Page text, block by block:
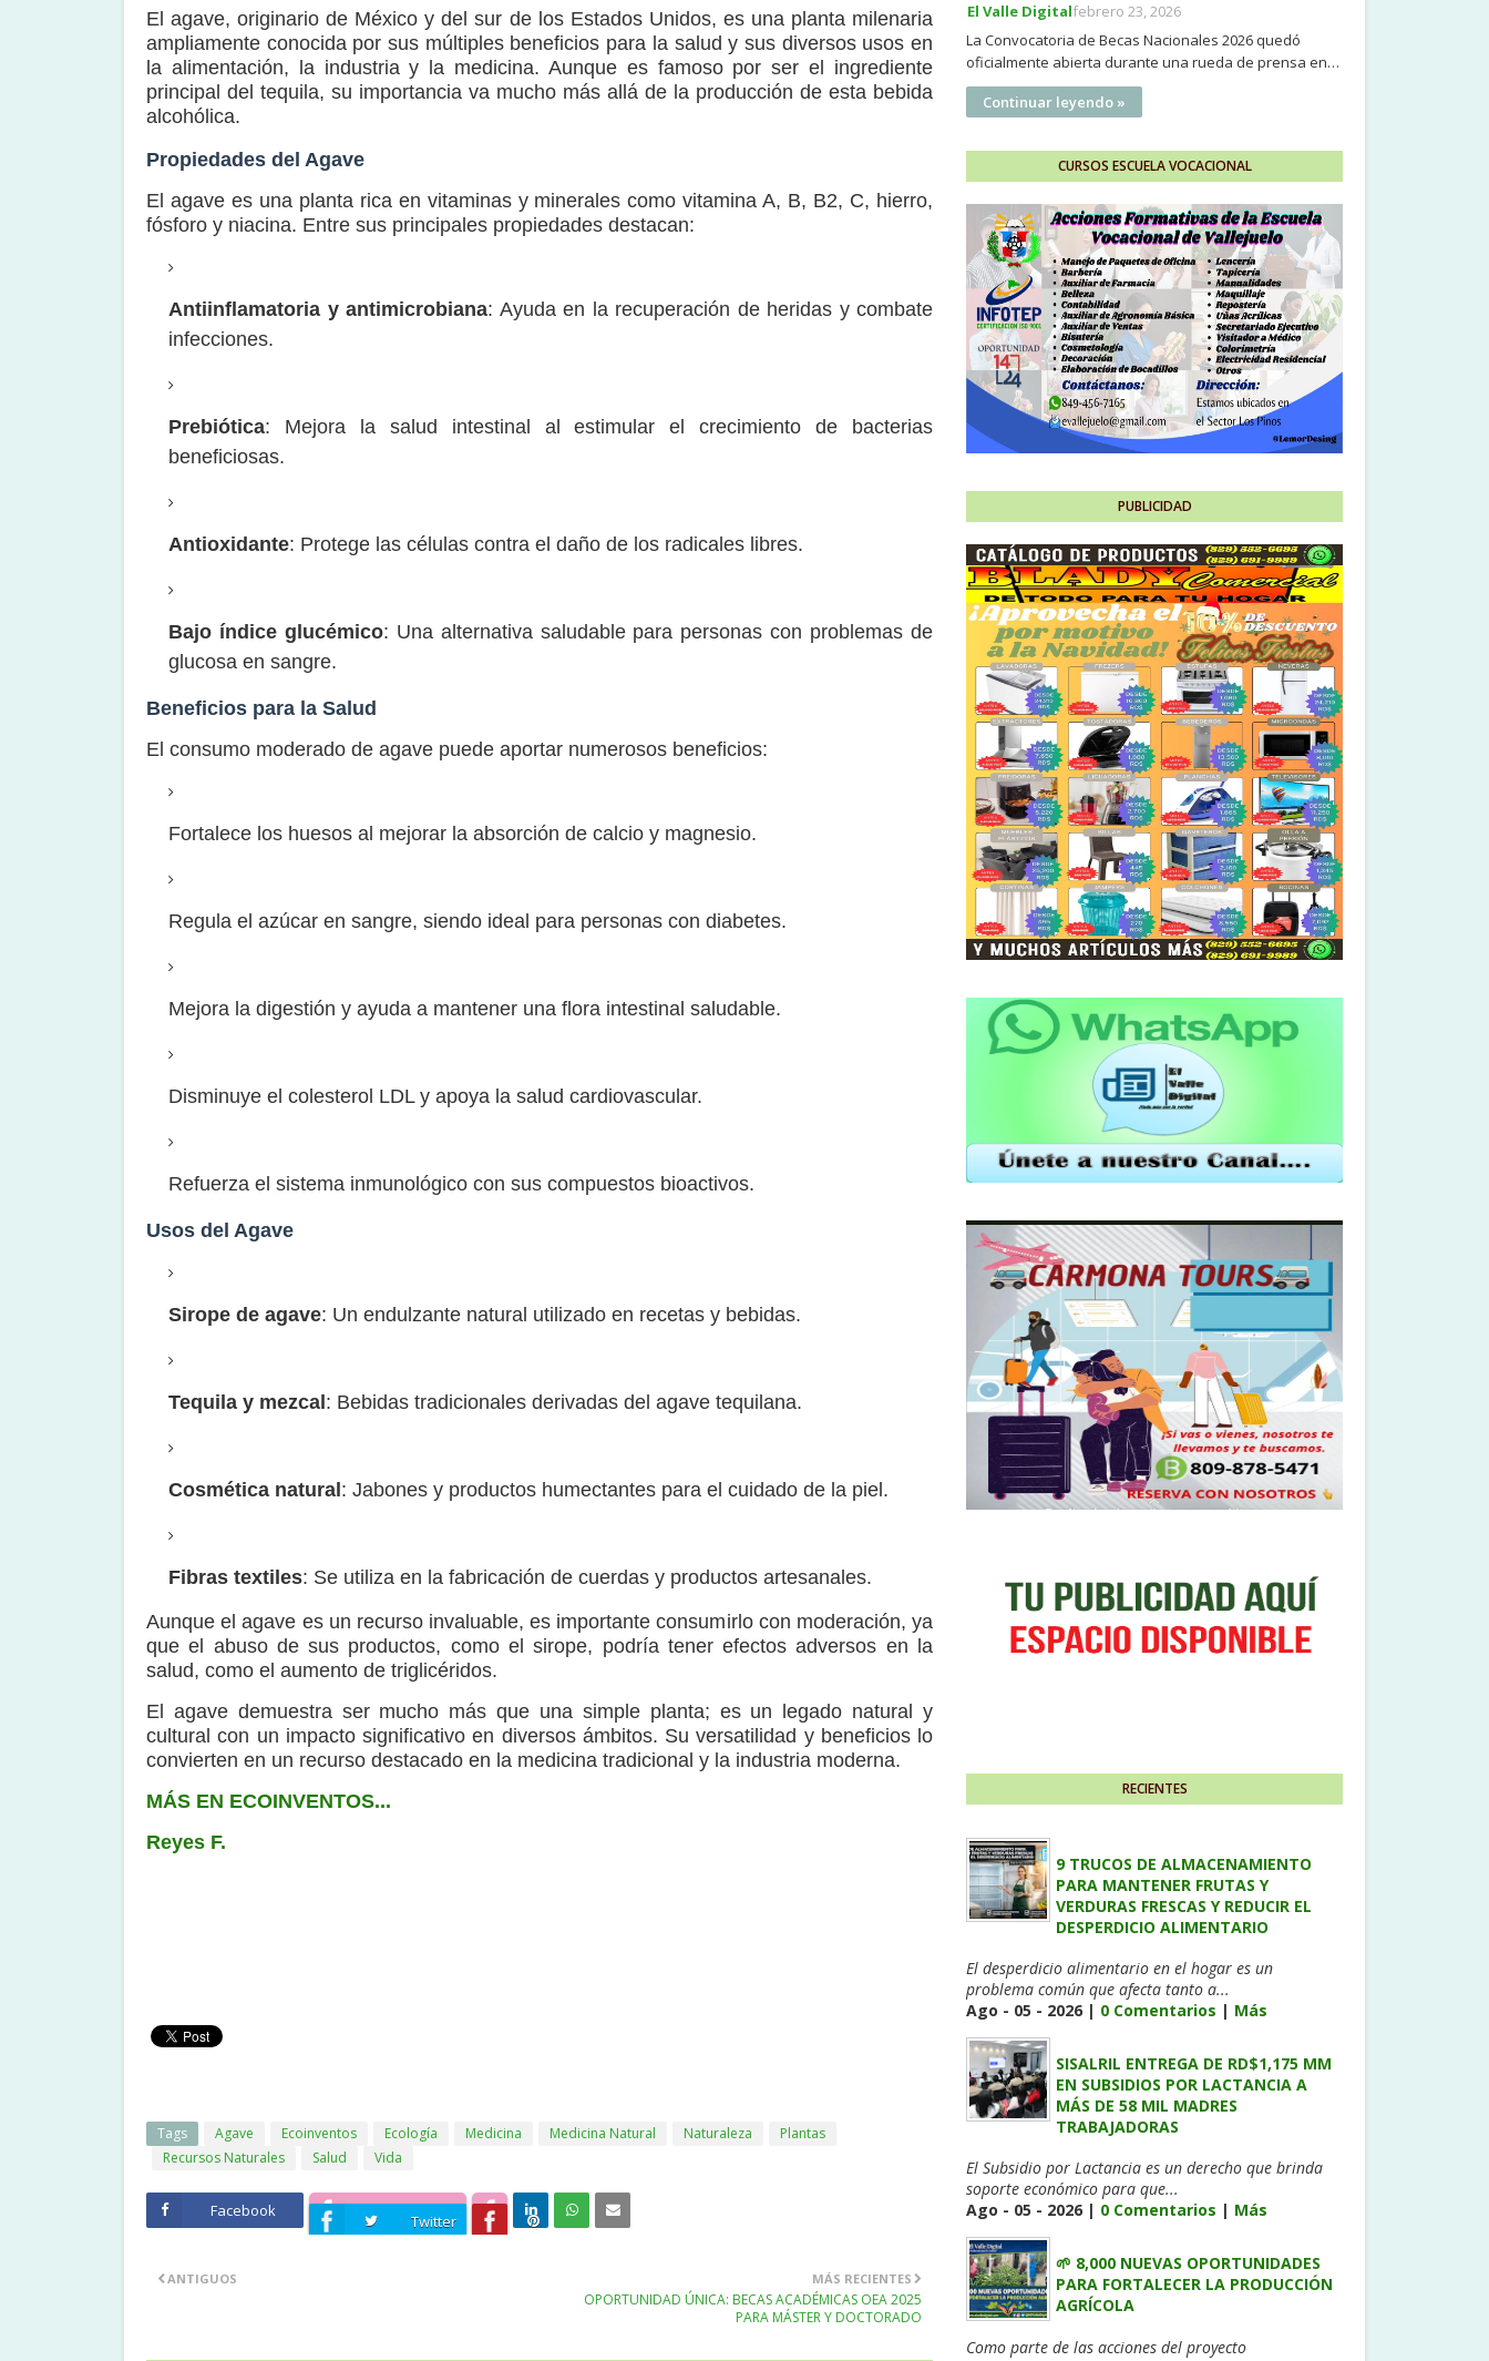
El agave, originario de México y del sur de los Estados Unidos, es una planta milenaria
ampliamente conocida por sus múltiples beneficios para la salud y sus diversos usos en
la alimentación, la industria y la medicina. Aunque es famoso por ser el ingrediente
principal del tequila, su importancia va mucho más allá de la producción de esta bebida
alcohólica.
Propiedades del Agave
El agave es una planta rica en vitaminas y minerales como vitamina A, B, B2, C, hierro,
fósforo y niacina. Entre sus principales propiedades destacan:
Antiinflamatoria y antimicrobiana: Ayuda en la recuperación de heridas y combate
infecciones.
Prebiótica: Mejora la salud intestinal al estimular el crecimiento de bacterias
beneficiosas.
Antioxidante: Protege las células contra el daño de los radicales libres.
Bajo índice glucémico: Una alternativa saludable para personas con problemas de
glucosa en sangre.
Beneficios para la Salud
El consumo moderado de agave puede aportar numerosos beneficios:
Fortalece los huesos al mejorar la absorción de calcio y magnesio.
Regula el azúcar en sangre, siendo ideal para personas con diabetes.
Mejora la digestión y ayuda a mantener una flora intestinal saludable.
Disminuye el colesterol LDL y apoya la salud cardiovascular.
Refuerza el sistema inmunológico con sus compuestos bioactivos.
Usos del Agave
Sirope de agave: Un endulzante natural utilizado en recetas y bebidas.
Tequila y mezcal : Bebidas tradicionales derivadas del agave tequilana.
Cosmética natural : Jabones y productos humectantes para el cuidado de la piel.
Fibras textiles: Se utiliza en la fabricación de cuerdas y productos artesanales.
Aunque el agave es un recurso invaluable, es importante consumirlo con moderación, ya
que el abuso de sus productos, como el sirope, podría tener efectos adversos en la
salud, como el aumento de triglicéridos.
El agave demuestra ser mucho más que una simple planta; es un legado natural y
cultural con un impacto significativo en diversos ámbitos. Su versatilidad y beneficios lo
convierten en un recurso destacado en la medicina tradicional y la industria moderna.
MÁS EN ECOINVENTOS...
Reyes F.
Tags Agave Ecoinventos Ecología Medicina Medicina Natural Naturaleza
Plantas
Recursos Naturales
Salud Vida
Facebook
Twitter
MÁS RECIENTES
OPORTUNIDAD ÚNICA: BECAS ACADÉMICAS OEA 2025
PARA MÁSTER Y DOCTORADO
ANTIGUOS
El Valle Digitalfebrero 23, 2026
La Convocatoria de Becas Nacionales 2026 quedó
oficialmente abierta durante una rueda de prensa en…
Continuar leyendo »
CURSOS ESCUELA VOCACIONAL
PUBLICIDAD
RECIENTES
9 TRUCOS DE ALMACENAMIENTO
PARA MANTENER FRUTAS Y
VERDURAS FRESCAS Y REDUCIR EL
DESPERDICIO ALIMENTARIO
El desperdicio alimentario en el hogar es un
problema común que afecta tanto a...
Ago - 05 - 2026 | 0 Comentarios | Más
SISALRIL ENTREGA DE RD$1,175 MM
EN SUBSIDIOS POR LACTANCIA A
MÁS DE 58 MIL MADRES
TRABAJADORAS
El Subsidio por Lactancia es un derecho que brinda
soporte económico para que...
Ago - 05 - 2026 | 0 Comentarios | Más
🌱 8,000 NUEVAS OPORTUNIDADES
PARA FORTALECER LA PRODUCCIÓN
AGRÍCOLA
Como parte de las acciones del proyecto